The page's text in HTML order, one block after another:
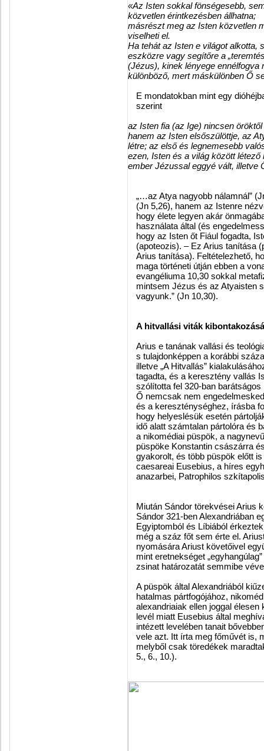
«Az Isten sokkal fönségesebb,
közvetlen érintkezésben állhatna;
másrészt meg az Isten közvetlen
viselheti el.
Ha tehát az Isten e világot alkotta,
eszközre vagy segítőre a
(Jézus), kinek lényege ennélfogva
különböző, mert máskülönben Ő
E mondatokban mint egy
szerint
az Isten fia (az Ige) nincsen
hanem az Isten elsőszülöttje, az
létre; az első és legnemesebb
ezen, Isten és a világ között
ember Jézussal eggyé vált, illetve
„…az Atya nagyobb nálamnál”
(Jn 5,26), hanem az Istenre
hogy élete legyen akár
használata által (és
hogy az Isten őt Fiául fogadta,
(apoteozis). – Ez Arius tanítása
Arius tanítása). Feltételezhető,
maga történeti útján ebben a
evangéliuma 10,30 sokkal
mintsem Jézus és az Atyaisten
vagyunk.” (Jn 10,30).
A hitvallási viták
Arius e tanának vallási és
s tulajdonképpen a korábbi
illetve „A Hitvallás”
tagadta, és a keresztény vallás
szólította fel 320-ban
Ő nemcsak nem
és a kereszténységhez, írásba
hogy helyeslésük esetén
idő alatt számtalan pártolóra és
a nikomédiai püspök, a
püspöke Konstantin császárra
gyakorolt, és több püspök előtt
caesareai Eusebius, a híres
anazarbei, Patrophilos
Miután Sándor törekvései Arius
Sándor 321-ben Alexandriában
Egyiptomból és Líbiából
még a száz főt sem érte el.
nyomására Ariust követőivel
mint eretnekséget
zsinat határozatát semmibe
A püspök által Alexandriából
hatalmas pártfogójához,
alexandriaiak ellen joggal
levél miatt Eusebius által
intézett levelében tanait
vele azt. Itt írta meg főművét is,
melyből csak töredékek
5., 6., 10.).